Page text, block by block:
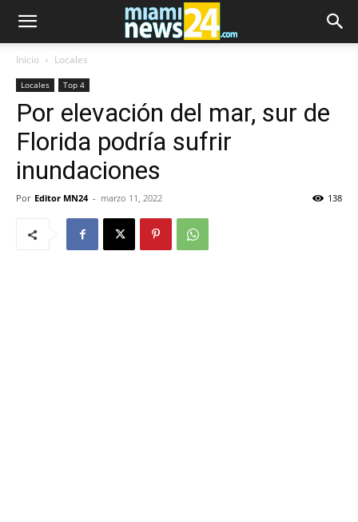
Inicio Locales
Locales Top 4
Por elevación del mar, sur de
Florida podría sufrir
inundaciones
Por Editor MN24 - marzo 11, 2022 138